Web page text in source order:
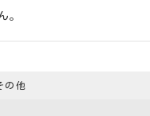
。
の他